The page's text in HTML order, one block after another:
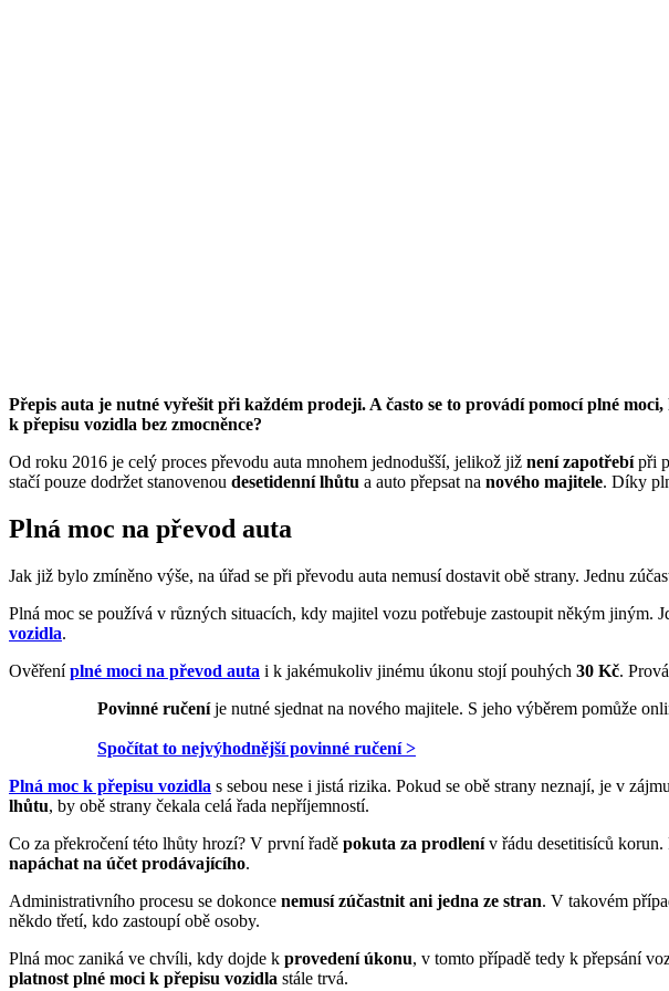
Přepis auta je nutné vyřešit při každém prodeji. A často se to provádí pomocí plné
k přepisu vozidla bez zmocněnce?
Od roku 2016 je celý proces převodu auta mnohem jednodušší, jelikož již není zapotřebípři
stačí pouze dodržet stanovenou desetidenní lhůtu a auto přepsat na nového majitele. Díky
Plná moc na převod auta
Jak již bylo zmíněno výše, na úřad se při převodu auta nemusí dostavit obě strany. Jednu
Plná moc se používá v různých situacích, kdy majitel vozu potřebuje zastoupit někým jiným.
vozidla.
Ověřeníplné moci na převod auta i k jakémukoliv jinému úkonu stojí pouhých 30 Kč.
Povinné ručeníje nutné sjednat na nového majitele. S jeho výběrem pomůže
Spočítat to nejvýhodnější povinné ručení >
Plná moc k přepisu vozidla s sebou nese i jistá rizika. Pokud se obě strany neznají, je v
lhůtu, by obě strany čekala celá řada nepříjemností.
Co za překročení této lhůty hrozí? V první řadě pokuta za prodlenív řádu desetitisíců korun.
napáchat na účet prodávajícího.
Administrativního procesu se dokonce nemusí zúčastnit ani jedna ze stran. V takovém
někdo třetí, kdo zastoupí obě osoby.
Plná moc zaniká ve chvíli, kdy dojde k provedení úkonu, v tomto případě tedy k přepsání
platnost plné moci k přepisu vozidla stále trvá.